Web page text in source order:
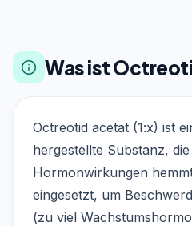
Was ist
Octreotid acetat (1:x) ist
hergestellte Substanz,
Hormonwirkungen
eingesetzt, um
(zu viel